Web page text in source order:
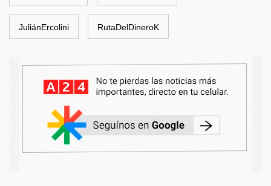
JuliánErcolini RutaDelDineroK